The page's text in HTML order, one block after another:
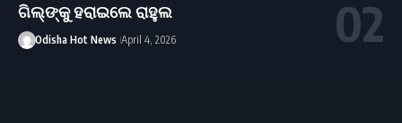
ଗିଲ୍‌ଙ୍କୁ ହରାଇଲେ ରାହୁଲ
Odisha Hot News April 4, 2026